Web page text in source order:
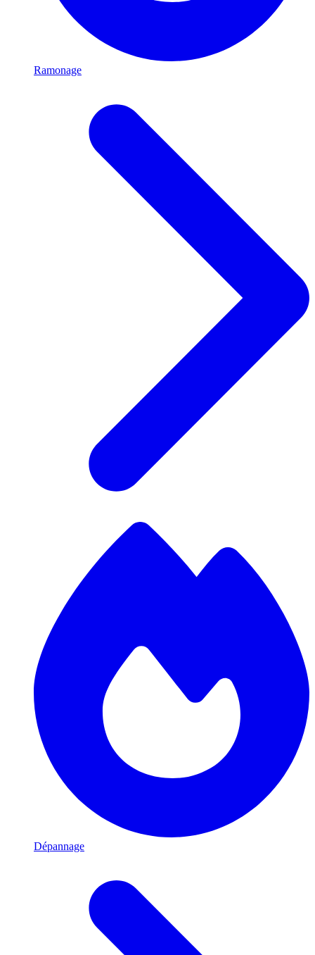
Ramonage
Dépannage